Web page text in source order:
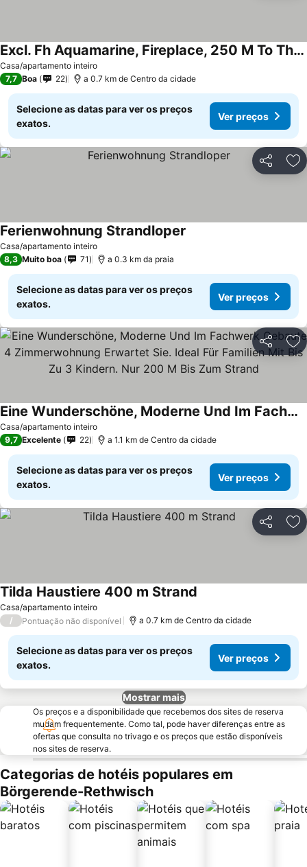
Casa/apartamento inteiro
Excl. Fh Aquamarine, Fireplace, 250 M To The Beach - 3-room Fh Aquamarine, Be
7,7 Boa 22 a 0.7 km de Centro da cidade
Selecione as datas para ver os preços
exatos.
Ver preços
Partilhar
Casa/apartamento inteiro
Ferienwohnung Strandloper
8,3 Muito boa 71 a 0.3 km da praia
Selecione as datas para ver os preços
exatos.
Ver preços
Partilhar
Casa/apartamento inteiro
Eine Wunderschöne, Moderne Und Im Fachwerk Gebaute 4 Zimmerwohnung Erwartet Sie. Ideal Für Familien Mit Bis Zu 3 Kindern. Nur 200 M Bis Zum Strand
9,7 Excelente 22 a 1.1 km de Centro da cidade
Selecione as datas para ver os preços
exatos.
Ver preços
Partilhar
Casa/apartamento inteiro
Tilda Haustiere 400 m Strand
/ Pontuação não disponível a 0.7 km de Centro da cidade
Selecione as datas para ver os preços
exatos.
Ver preços
Mostrar mais
Os preços e a disponibilidade que recebemos dos sites de reserva
mudam frequentemente. Como tal, pode haver diferenças entre as
ofertas que consulta no trivago e os preços que estão disponíveis
nos sites de reserva.
Categorias de hotéis populares em
Börgerende-Rethwisch